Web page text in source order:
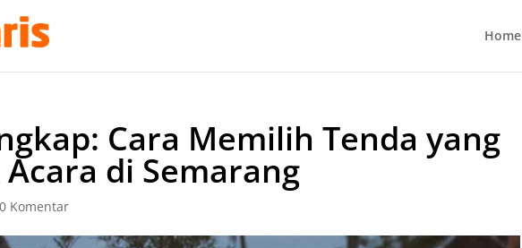
Home
Cara Memilih Tenda yang
di Semarang
0 Komentar